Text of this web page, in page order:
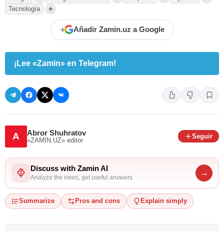
Tecnología +
+ Añadir Zamin.uz a Google
¡Lee «Zamin» en Telegram!
A Abror Shuhratov
«ZAMIN.UZ» editor
Seguir
Discuss with Zamin AI
Analyze the news, get useful answers
→
Summarize Pros and cons Explain simply